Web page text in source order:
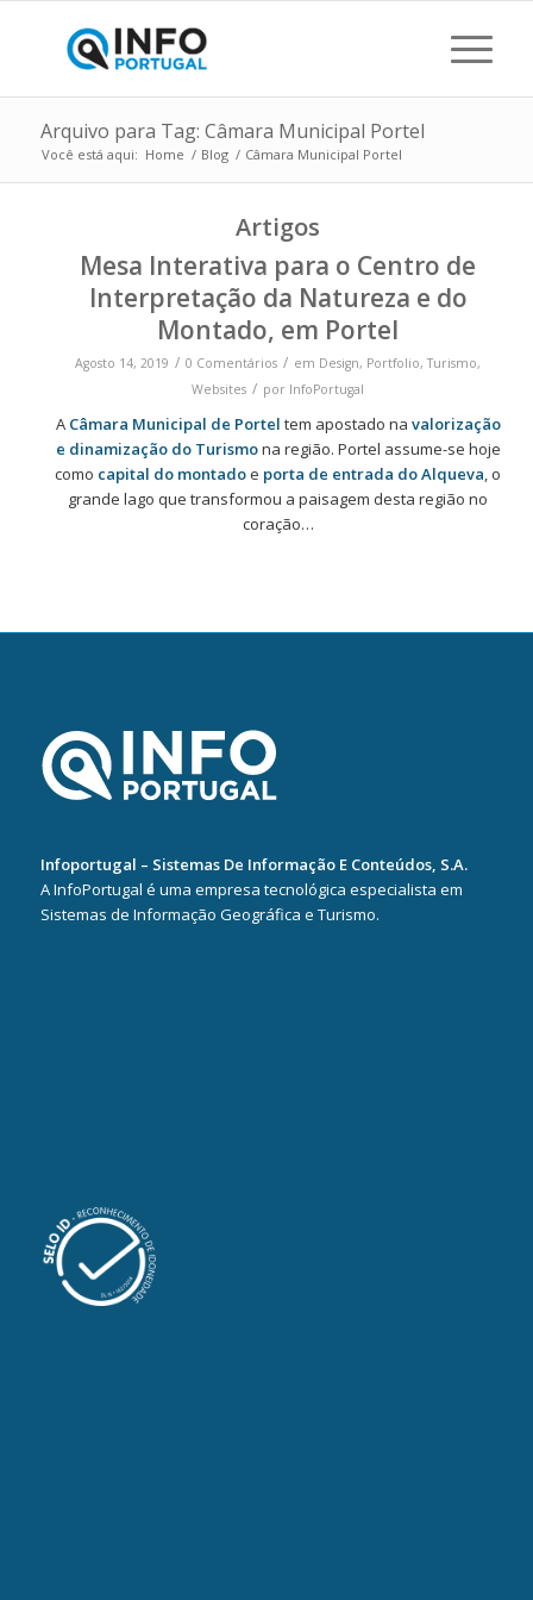
Arquivo para Tag: Câmara Municipal Portel
Você está aqui: Home / Blog / Câmara Municipal Portel
Artigos
Mesa Interativa para o Centro de
Interpretação da Natureza e do
Montado, em Portel
Agosto 14, 2019 / 0 Comentários / em Design, Portfolio,Turismo,
Websites / por InfoPortugal
A Câmara Municipal de Portel tem apostado na valorização
e dinamização do Turismona região. Portel assume-se hoje
como capital do montadoe porta de entrada do Alqueva, o
grande lago que transformou a paisagem desta região no
coração…
Infoportugal – Sistemas De Informação E Conteúdos, S.A.
A InfoPortugal é uma empresa tecnológica especialista em
Sistemas de Informação Geográfica e Turismo.